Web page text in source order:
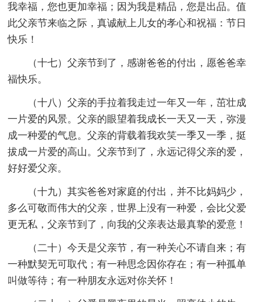
我幸福，您也更加幸福；因为我是精品，您是出品。值
此父亲节来临之际，真诚献上儿女的孝心和祝福：节日
快乐！
（十七）父亲节到了，感谢爸爸的付出，愿爸爸幸
福快乐。
（十八）父亲的手拉着我走过一年又一年，茁壮成
一片爱的风景。父亲的眼望着我成长一天又一天，弥漫
成一种爱的气息。父亲的背载着我欢笑一季又一季，挺
拔成一片爱的高山。父亲节到了，永远记得父亲的爱，
好好爱父亲。
（十九）其实爸爸对家庭的付出，并不比妈妈少，
多么可敬而伟大的父亲，世界上没有一种爱，会比父爱
更无私，父亲节到了，向我的父亲表达最真挚的爱意！
（二十）今天是父亲节，有一种关心不请自来；有
一种默契无可取代；有一种思念因你存在；有一种孤单
叫做等待；有一种朋友永远对你关怀！